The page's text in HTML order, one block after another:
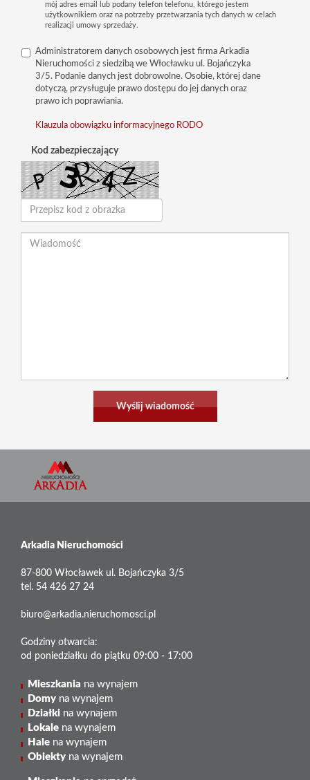
mój adres email lub podany telefon telefonu, którego jestem
użytkownikiem oraz na potrzeby przetwarzania tych danych w celach
realizacji umowy sprzedaży.
Administratorem danych osobowych jest firma Arkadia
Nieruchomości z siedzibą we Włocławku ul. Bojańczyka
3/5. Podanie danych jest dobrowolne. Osobie, której dane
dotyczą, przysługuje prawo dostępu do jej danych oraz
prawo ich poprawiania.
Klauzula obowiązku informacyjnego RODO
Kod zabezpieczający
Arkadia Nieruchomości
87-800 Włocławek ul. Bojańczyka 3/5
tel. 54 426 27 24
biuro@arkadia.nieruchomosci.pl
Godziny otwarcia:
od poniedziałku do piątku 09:00 - 17:00
Mieszkania na wynajem
Domy na wynajem
Działki na wynajem
Lokale na wynajem
Hale na wynajem
Obiekty na wynajem